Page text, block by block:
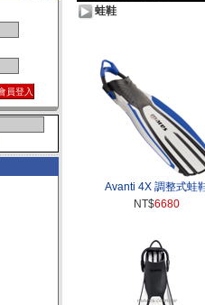
蛙鞋
Avanti 4X 調整式蛙
NT$6680